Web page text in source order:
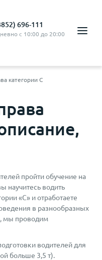
696-111
с 10:00 до 20:00
категории С
пройти обучение на
научитесь водить
«C» и отработаете
в разнообразных
мы проводим
водителей для
больше 3,5 т).